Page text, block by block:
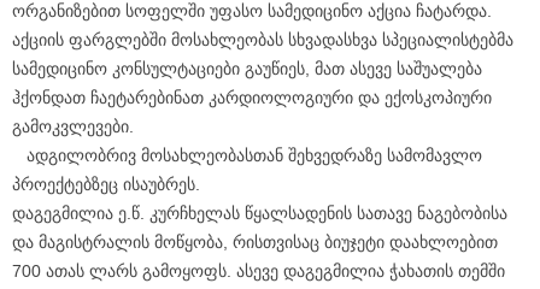
ორგანიზებით სოფელში უფასო სამედიცინო აქცია ჩატარდა.
აქციის ფარგლებში მოსახლეობას სხვადასხვა სპეციალისტებმა
სამედიცინო კონსულტაციები გაუწიეს, მათ ასევე საშუალება
ჰქონდათ ჩაეტარებინათ კარდიოლოგიური და ექოსკოპიური
გამოკვლევები.
ადგილობრივ მოსახლეობასთან შეხვედრაზე სამომავლო
პროექტებზეც ისაუბრეს.
დაგეგმილია ე.წ. კურჩხელას წყალსადენის სათავე ნაგებობისა
და მაგისტრალის მოწყობა, რისთვისაც ბიუჯეტი დაახლოებით
700 ათას ლარს გამოყოფს. ასევე დაგეგმილია ჭახათის თემში